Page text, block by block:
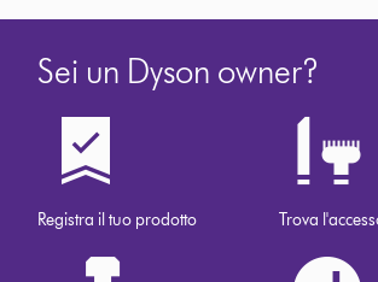
Sei un Dyson owner?
Registra il tuo prodotto Trova